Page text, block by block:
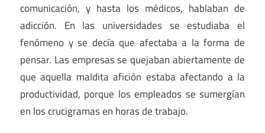
comunicación, y hasta los médicos, hablaban de
adicción. En las universidades se estudiaba el
fenómeno y se decía que afectaba a la forma de
pensar. Las empresas se quejaban abiertamente de
que aquella maldita afición estaba afectando a la
productividad, porque los empleados se sumergían
en los crucigramas en horas de trabajo.